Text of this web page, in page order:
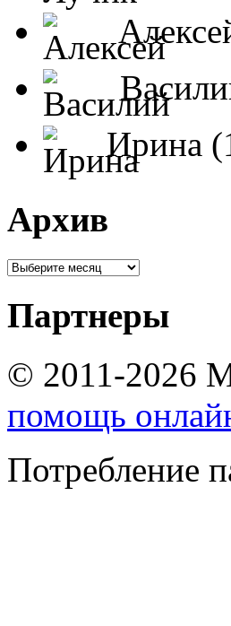
Ирина
Архив
Партнеры
© 2011-2026
помощь
Потребление